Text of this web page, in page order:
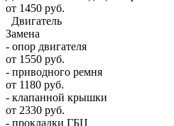
от 1450 руб.
Двигатель
Замена
- опор двигателя
от 1550 руб.
- приводного ремня
от 1180 руб.
- клапанной крышки
от 2330 руб.
- прокладки ГБЦ